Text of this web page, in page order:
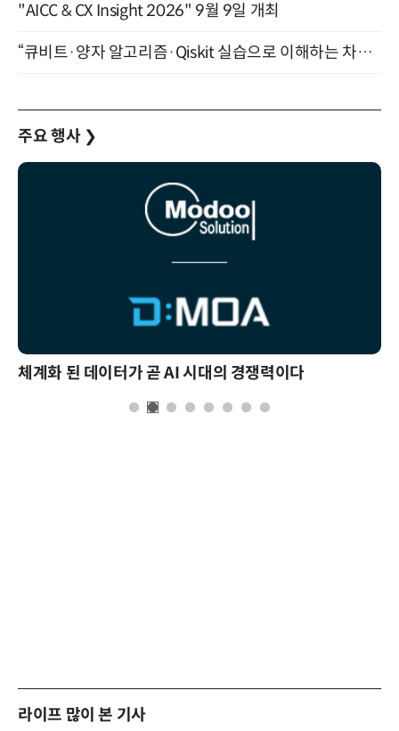
"AICC & CX Insight 2026" 9월 9일 개최
“큐비트·양자 알고리즘·Qiskit 실습으로 이해하는 차세대 컴퓨팅” (8/28)
주요 행사 ❯
체계화 된 데이터가 곧 AI 시대의 경쟁력이다
라이프 많이 본 기사